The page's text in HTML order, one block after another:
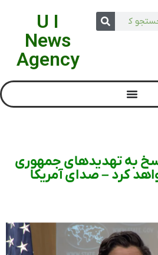
U I
News
Agency
به تهدیدهای جمهوری
کرد – صدای آمریکا